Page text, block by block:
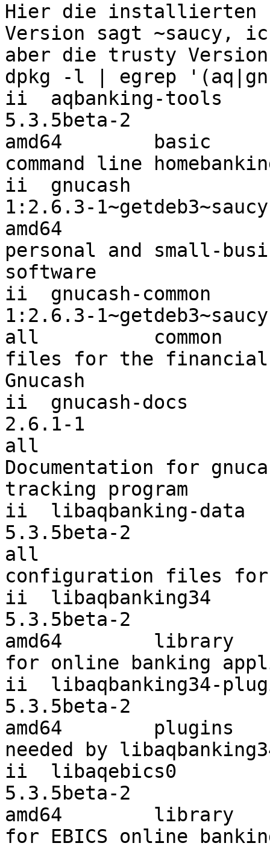
Hier die installierten
Version sagt ~saucy,
aber die trusty
dpkg -l | egrep
ii  aqbanking-tools
5.3.5beta-2
amd64        basic
command line
ii  gnucash
1:2.6.3-1~getdeb3~saucy
amd64
personal and small-
software
ii  gnucash-common
1:2.6.3-1~getdeb3~saucy
all          common
files for the financial-
Gnucash
ii  gnucash-docs
2.6.1-1
all
Documentation for
tracking program
ii  libaqbanking-data
5.3.5beta-2
all
configuration files for
ii  libaqbanking34
5.3.5beta-2
amd64        library
for online banking
ii  libaqbanking34-
5.3.5beta-2
amd64        plugins
needed by
ii  libaqebics0
5.3.5beta-2
amd64        library
for EBICS online